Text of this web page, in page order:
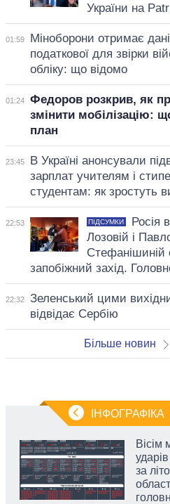
України на
01:59
Міноборони отримає дані
податкової для звірки
обліку: що відомо
01:24
Федоров розкрив, як
змінити мобілізацію:
план
23:45
В Україні анонсували
зарплат учителям і
студентам: як зростуть
22:53 ПІДСУМКИ
Росія
Лозовій і
Стефанішиній
запобіжний захід.
22:32
Зеленський цими
відвідає Сербію
Більше новин
ІНФОГРАФІКА
Вісім
за